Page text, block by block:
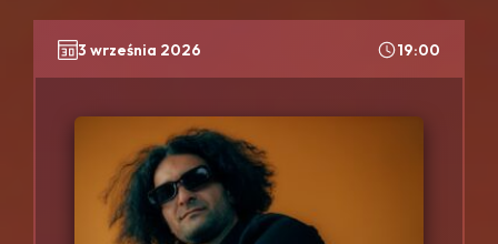
3 września 2026 19:00